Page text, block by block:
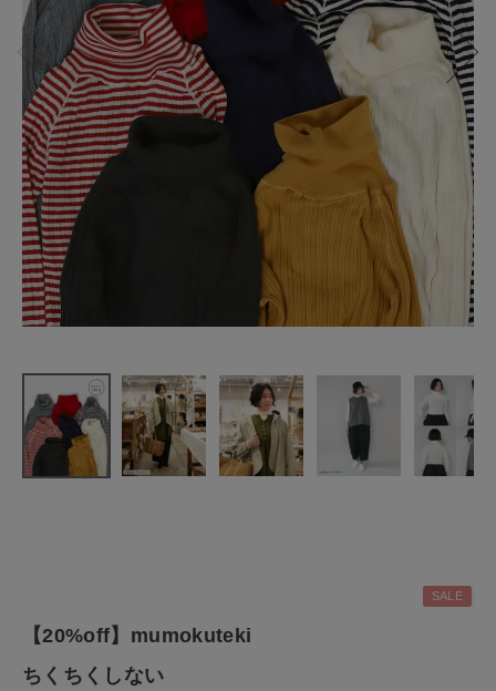
【20%off】
mumokuteki
ちくちくし
ない
タートルネ
ックカット
CATEGORY
食品
【20%off】mumokuteki
ちくちくしない
SALE